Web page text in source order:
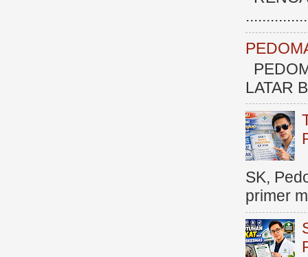
LATAR
SK,
primer